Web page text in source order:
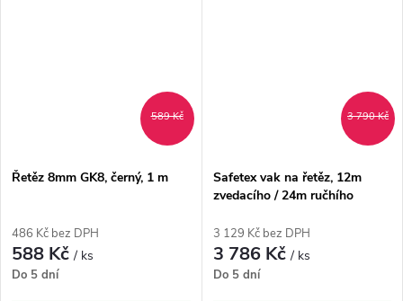
589 Kč
Řetěz 8mm GK8, černý, 1 m
486 Kč bez DPH
588 Kč/ ks
Do 5 dní
3 790 Kč
Safetex vak na řetěz, 12m
zvedacího / 24m ručhího
3 129 Kč bez DPH
3 786 Kč/ ks
Do 5 dní